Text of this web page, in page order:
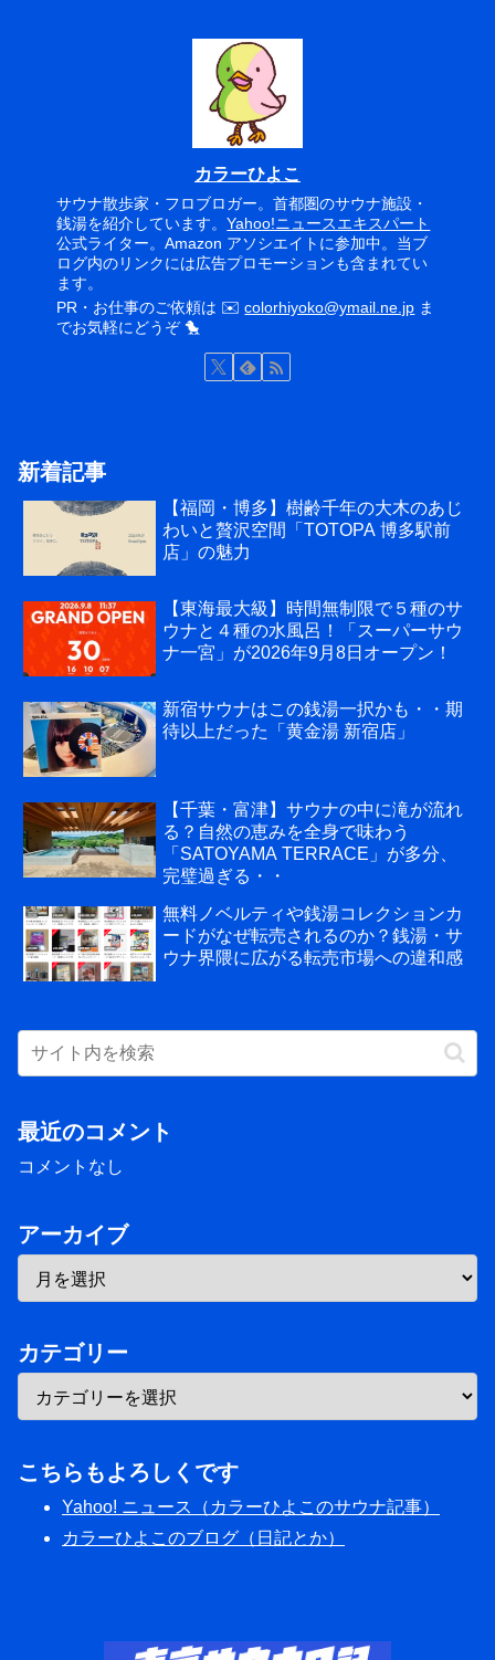
カラーひよこ
サウナ散歩家・フロブロガー。首都圏のサウナ施設・
銭湯を紹介しています。Yahoo!ニュースエキスパート
公式ライター。Amazon アソシエイトに参加中。当ブ
ログ内のリンクには広告プロモーションも含まれてい
ます。
PR・お仕事のご依頼は ✉️colorhiyoko@ymail.ne.jp ま
でお気軽にどうぞ 🐤
新着記事
【福岡・博多】樹齢千年の大木のあじ
わいと贅沢空間「TOTOPA 博多駅前
店」の魅力
【東海最大級】時間無制限で５種のサ
ウナと４種の水風呂！「スーパーサウ
ナ一宮」が2026年9月8日オープン！
新宿サウナはこの銭湯一択かも・・期
待以上だった「黄金湯 新宿店」
【千葉・富津】サウナの中に滝が流れ
る？自然の恵みを全身で味わう
「SATOYAMA TERRACE」が多分、
完璧過ぎる・・
無料ノベルティや銭湯コレクションカ
ードがなぜ転売されるのか？銭湯・サ
ウナ界隈に広がる転売市場への違和感
最近のコメント
コメントなし
アーカイブ
カテゴリー
こちらもよろしくです
Yahoo! ニュース（カラーひよこのサウナ記事）
カラーひよこのブログ（日記とか）